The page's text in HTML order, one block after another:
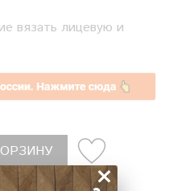
вязать лицевую и
×